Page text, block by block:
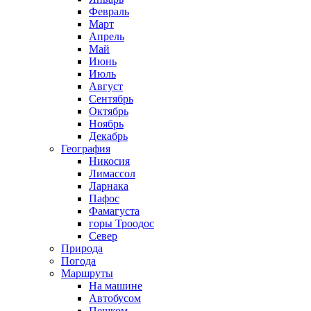
Февраль
Март
Апрель
Май
Июнь
Июль
Август
Сентябрь
Октябрь
Ноябрь
Декабрь
География
Никосия
Лимассол
Ларнака
Пафос
Фамагуста
горы Троодос
Север
Природа
Погода
Маршруты
На машине
Автобусом